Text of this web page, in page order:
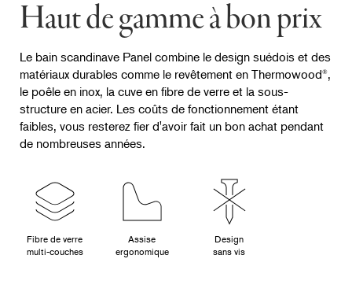
Haut de gamme à bon prix
Le bain scandinave Panel combine le design suédois et des
matériaux durables comme le revêtement en Thermowood®,
le poêle en inox, la cuve en fibre de verre et la sous-
structure en acier. Les coûts de fonctionnement étant
faibles, vous resterez fier d'avoir fait un bon achat pendant
de nombreuses années.
Fibre de verre
multi-couches
Assise
ergonomique
Design
sans vis